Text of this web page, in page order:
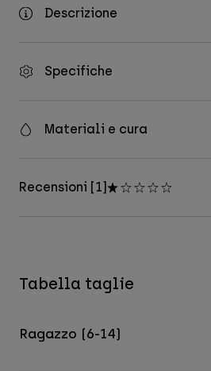
Descrizione
Specifiche
Materiali e cura
Recensioni [1]
Tabella taglie
Ragazzo (6-14)